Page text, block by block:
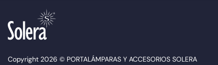
Copyright 2026 © PORTALÁMPARAS Y ACCESORIOS SOLERA